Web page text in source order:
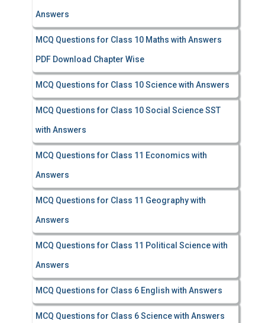
Answers
MCQ Questions for Class 10 Maths with Answers
PDF Download Chapter Wise
MCQ Questions for Class 10 Science with Answers
MCQ Questions for Class 10 Social Science SST
with Answers
MCQ Questions for Class 11 Economics with
Answers
MCQ Questions for Class 11 Geography with
Answers
MCQ Questions for Class 11 Political Science with
Answers
MCQ Questions for Class 6 English with Answers
MCQ Questions for Class 6 Science with Answers